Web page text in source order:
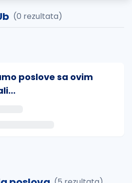
(0 rezultata)
poslove sa ovim